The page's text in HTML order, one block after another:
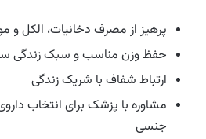
پرهیز از مصرف دخانیات، الکل و
حفظ وزن مناسب و سبک زندگی
ارتباط شفاف با شریک زندگی
مشاوره با پزشک برای انتخاب
جنسی